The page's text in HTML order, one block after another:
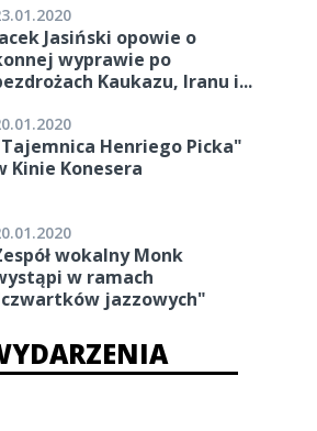
Jasiński opowie o
wyprawie po
Kaukazu, Iranu i...
Henriego Picka"
Kinie Konesera
wokalny Monk
w ramach
jazzowych"